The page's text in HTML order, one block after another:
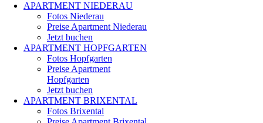
APARTMENT NIEDERAU
Fotos Niederau
Preise Apartment Niederau
Jetzt buchen
APARTMENT HOPFGARTEN
Fotos Hopfgarten
Preise Apartment
Hopfgarten
Jetzt buchen
APARTMENT BRIXENTAL
Fotos Brixental